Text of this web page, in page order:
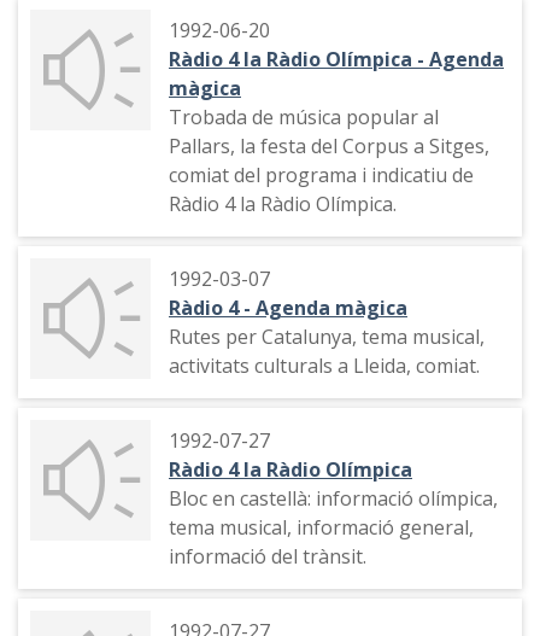
1992-06-20
Ràdio 4 la Ràdio Olímpica - Agenda
màgica
Trobada de música popular al
Pallars, la festa del Corpus a Sitges,
comiat del programa i indicatiu de
Ràdio 4 la Ràdio Olímpica.
1992-03-07
Ràdio 4 - Agenda màgica
Rutes per Catalunya, tema musical,
activitats culturals a Lleida, comiat.
1992-07-27
Ràdio 4 la Ràdio Olímpica
Bloc en castellà: informació olímpica,
tema musical, informació general,
informació del trànsit.